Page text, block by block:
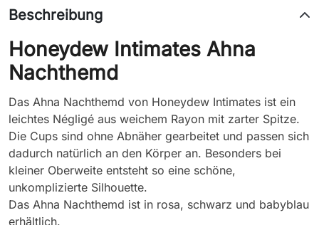
Beschreibung
Honeydew Intimates Ahna
Nachthemd
Das Ahna Nachthemd von Honeydew Intimates ist ein
leichtes Négligé aus weichem Rayon mit zarter Spitze.
Die Cups sind ohne Abnäher gearbeitet und passen sich
dadurch natürlich an den Körper an. Besonders bei
kleiner Oberweite entsteht so eine schöne,
unkomplizierte Silhouette.
Das Ahna Nachthemd ist in rosa, schwarz und babyblau
erhältlich.